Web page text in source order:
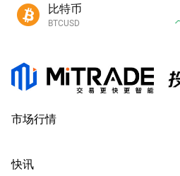
比特币
BTCUSD
市场行情
快讯